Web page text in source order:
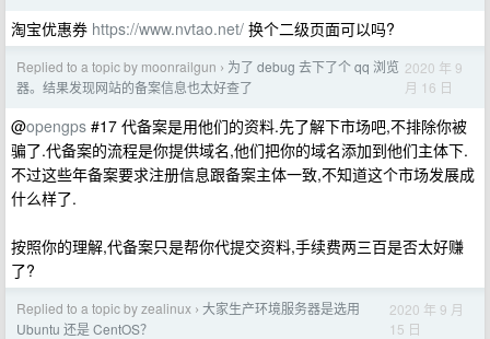
淘宝优惠券 https://www.nvtao.net/ 换个二级页面可以吗?
Replied to a topic by moonrailgun › 为了 debug 去下了个 qq 浏览
器。结果发现网站的备案信息也太好查了
2020 年 9
月 16 日
@opengps #17 代备案是用他们的资料.先了解下市场吧,不排除你被
骗了.代备案的流程是你提供域名,他们把你的域名添加到他们主体下.
不过这些年备案要求注册信息跟备案主体一致,不知道这个市场发展成
什么样了.
按照你的理解,代备案只是帮你代提交资料,手续费两三百是否太好赚
了?
Replied to a topic by zealinux › 大家生产环境服务器是选用
Ubuntu 还是 CentOS？
2020 年 9 月
15 日